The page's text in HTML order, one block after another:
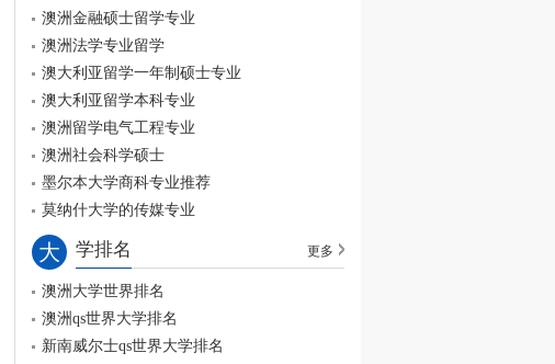
澳洲金融硕士留学专业
澳洲法学专业留学
澳大利亚留学一年制硕士专业
澳大利亚留学本科专业
澳洲留学电气工程专业
澳洲社会科学硕士
墨尔本大学商科专业推荐
莫纳什大学的传媒专业
大 学排名 更多
澳洲大学世界排名
澳洲qs世界大学排名
新南威尔士qs世界大学排名